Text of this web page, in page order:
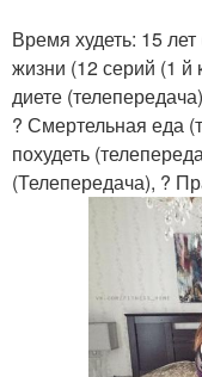
Время худеть: 15
жизни (12 серий (1 й
диете
? Смертельная еда
похудеть
(Телепередача), ?